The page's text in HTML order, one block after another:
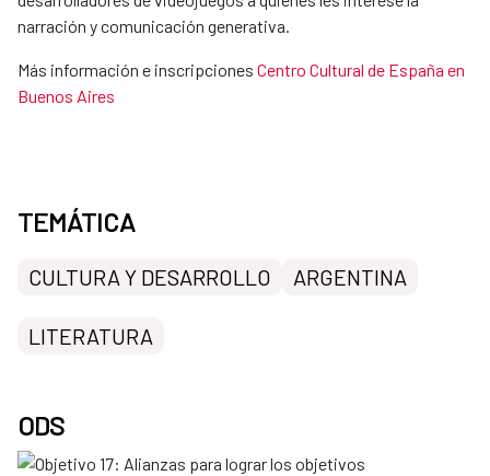
narración y comunicación generativa.
Más información e inscripciones Centro Cultural de España en
Buenos Aires
TEMÁTICA
CULTURA Y DESARROLLO ARGENTINA
LITERATURA
ODS